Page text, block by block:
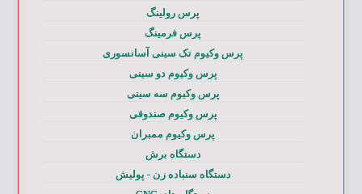
پرس رولینگ
پرس فرمینگ
پرس وکیوم تک سینی آسانسوری
پرس وکیوم دو سینی
پرس وکیوم سه سینی
پرس وکیوم صندوقی
پرس وکیوم ممبران
دستگاه برش
دستگاه سنباده زن - پولیش